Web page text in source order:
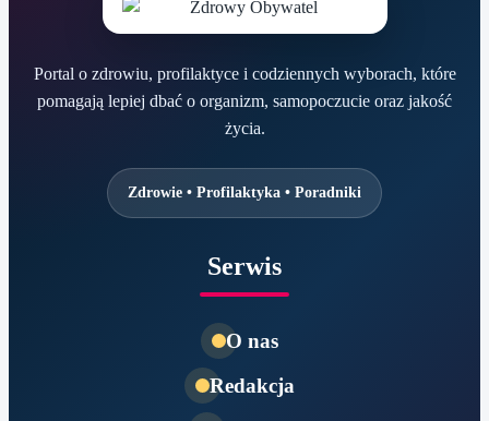
Portal o zdrowiu, profilaktyce i codziennych wyborach, które
pomagają lepiej dbać o organizm, samopoczucie oraz jakość
życia.
Zdrowie • Profilaktyka • Poradniki
Serwis
O nas
Redakcja